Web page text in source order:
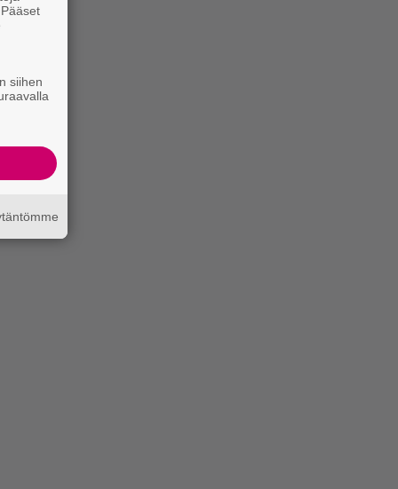
siihen